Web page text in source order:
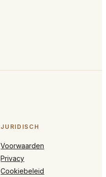
JURIDISCH
Voorwaarden
Privacy
Cookiebeleid